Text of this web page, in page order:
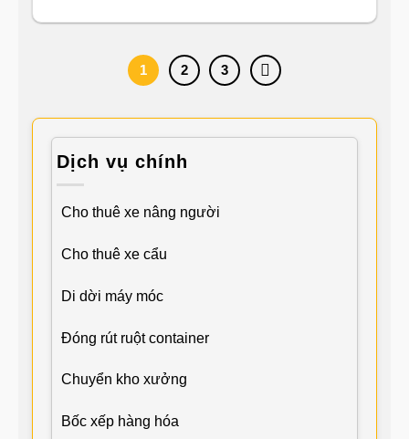
1 2 3
Dịch vụ chính
Cho thuê xe nâng người
Cho thuê xe cẩu
Di dời máy móc
Đóng rút ruột container
Chuyển kho xưởng
Bốc xếp hàng hóa